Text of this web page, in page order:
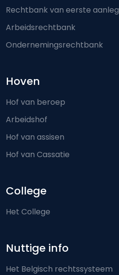
Rechtbank van eerste aanleg
Arbeidsrechtbank
Ondernemingsrechtbank
Hoven
Hof van beroep
Arbeidshof
Hof van assisen
Hof van Cassatie
College
Het College
Nuttige info
Het Belgisch rechtssysteem